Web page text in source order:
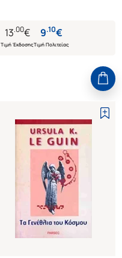
13.00€
Τιμή Έκδοσης
9.10€
Τιμή Πολιτείας